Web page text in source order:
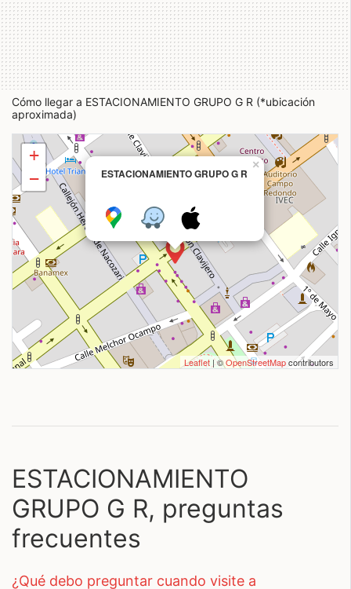
Cómo llegar a ESTACIONAMIENTO GRUPO G R (*ubicación
aproximada)
ESTACIONAMIENTO GRUPO G R
×
+
−
Leaflet | ©OpenStreetMapcontributors
ESTACIONAMIENTO
GRUPO G R, preguntas
frecuentes
¿qué debo preguntar cuando visite a